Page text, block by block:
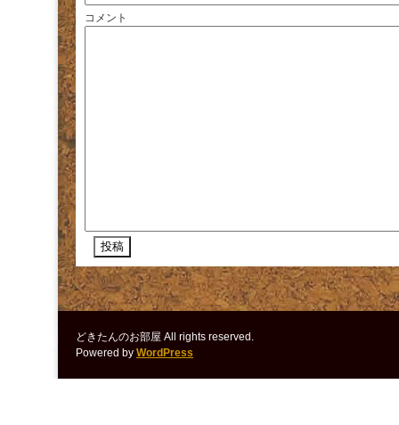
コメント
どきたんのお部屋 All rights reserved.
Powered by WordPress